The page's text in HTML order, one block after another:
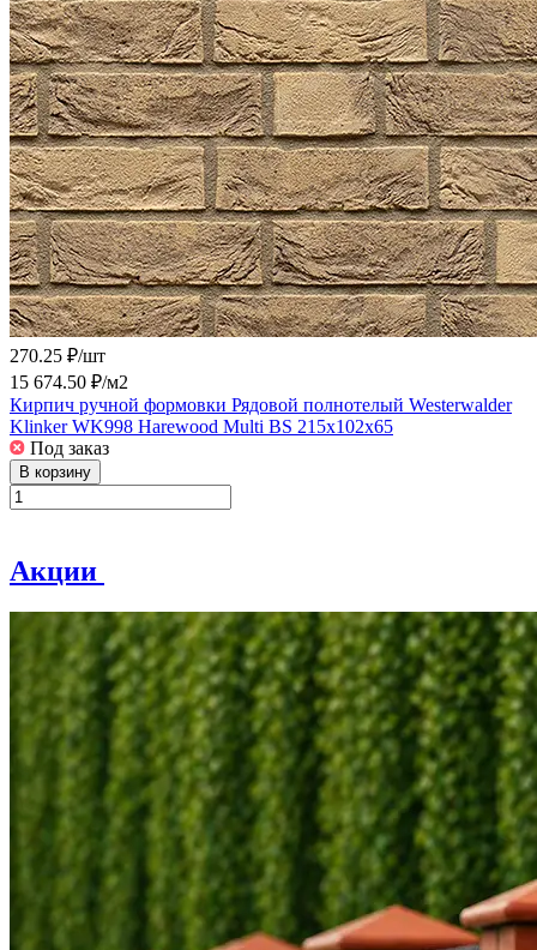
270.25 ₽/шт
15 674.50 ₽/м2
Кирпич ручной формовки Рядовой полнотелый Westerwalder
Klinker WK998 Harewood Multi BS 215x102x65
Под заказ
В корзину
Акции